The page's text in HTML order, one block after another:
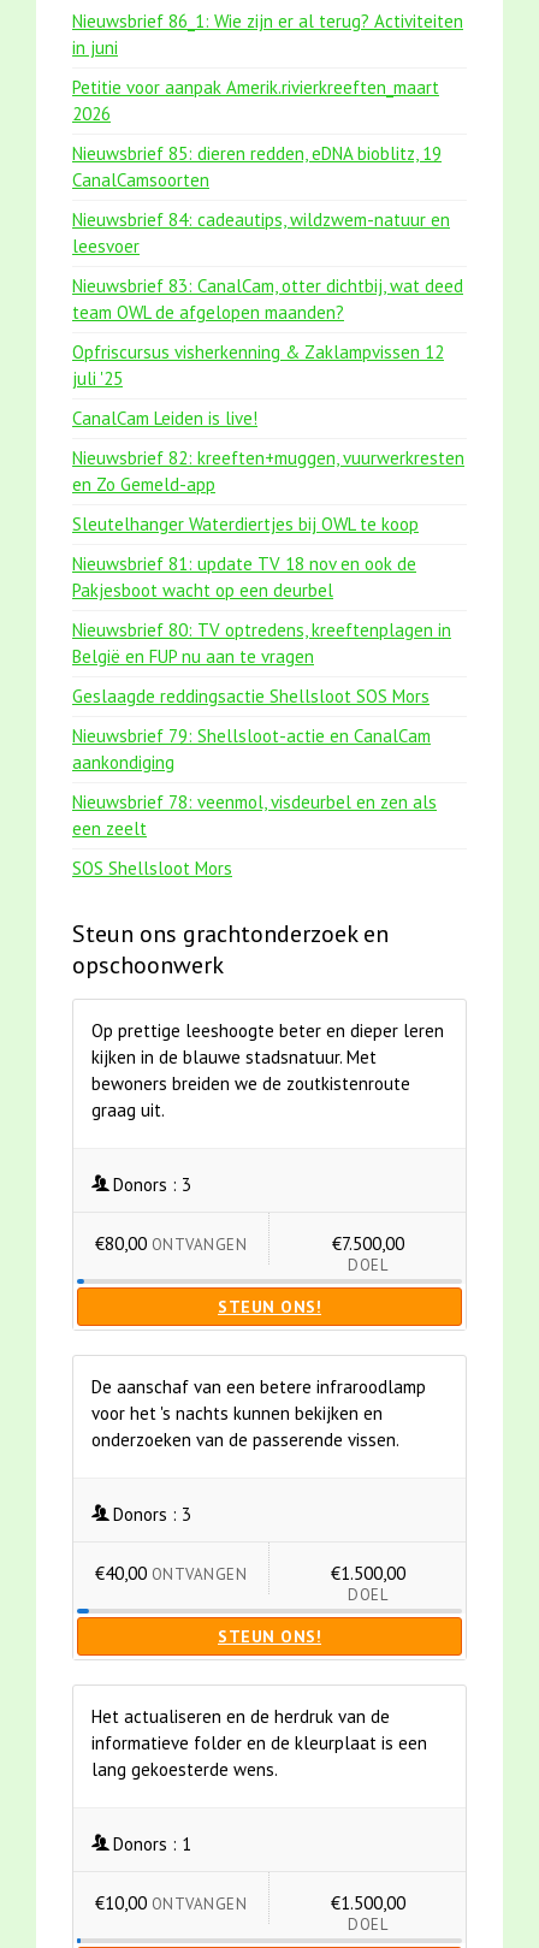
Nieuwsbrief 86_1: Wie zijn er al terug? Activiteiten
in juni
Petitie voor aanpak Amerik.rivierkreeften_maart
2026
Nieuwsbrief 85: dieren redden, eDNA bioblitz, 19
CanalCamsoorten
Nieuwsbrief 84: cadeautips, wildzwem-natuur en
leesvoer
Nieuwsbrief 83: CanalCam, otter dichtbij, wat deed
team OWL de afgelopen maanden?
Opfriscursus visherkenning & Zaklampvissen 12
juli '25
CanalCam Leiden is live!
Nieuwsbrief 82: kreeften+muggen, vuurwerkresten
en Zo Gemeld-app
Sleutelhanger Waterdiertjes bij OWL te koop
Nieuwsbrief 81: update TV 18 nov en ook de
Pakjesboot wacht op een deurbel
Nieuwsbrief 80: TV optredens, kreeftenplagen in
België en FUP nu aan te vragen
Geslaagde reddingsactie Shellsloot SOS Mors
Nieuwsbrief 79: Shellsloot-actie en CanalCam
aankondiging
Nieuwsbrief 78: veenmol, visdeurbel en zen als
een zeelt
SOS Shellsloot Mors
Steun ons grachtonderzoek en
opschoonwerk
Op prettige leeshoogte beter en dieper leren
kijken in de blauwe stadsnatuur. Met
bewoners breiden we de zoutkistenroute
graag uit.
Donors : 3
€80,00 ONTVANGEN €7.500,00
DOEL
STEUN ONS!
De aanschaf van een betere infraroodlamp
voor het 's nachts kunnen bekijken en
onderzoeken van de passerende vissen.
Donors : 3
€40,00 ONTVANGEN €1.500,00
DOEL
STEUN ONS!
Het actualiseren en de herdruk van de
informatieve folder en de kleurplaat is een
lang gekoesterde wens.
Donors : 1
€10,00 ONTVANGEN €1.500,00
DOEL